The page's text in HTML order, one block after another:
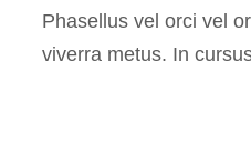
Phasellus vel orci vel
viverra metus. In